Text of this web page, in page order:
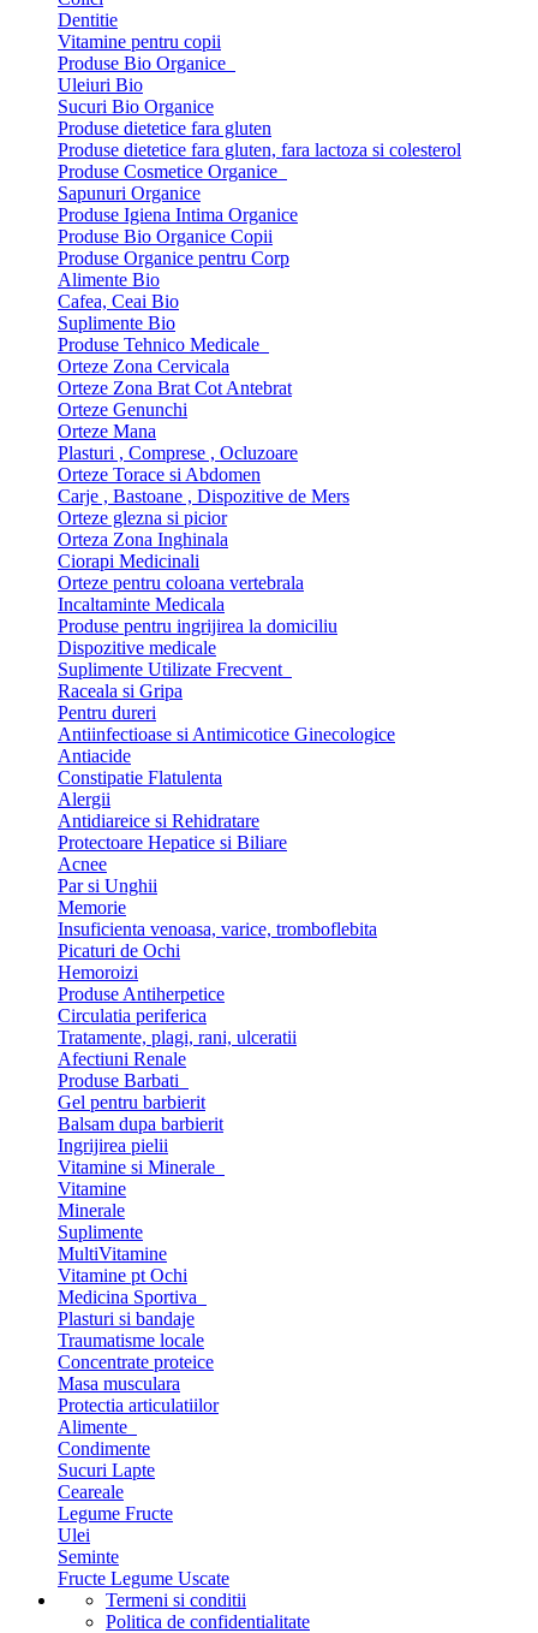
Dentitie
Vitamine pentru copii
Produse Bio Organice
Uleiuri Bio
Sucuri Bio Organice
Produse dietetice fara gluten
Produse dietetice fara gluten, fara lactoza si colesterol
Produse Cosmetice Organice
Sapunuri Organice
Produse Igiena Intima Organice
Produse Bio Organice Copii
Produse Organice pentru Corp
Alimente Bio
Cafea, Ceai Bio
Suplimente Bio
Produse Tehnico Medicale
Orteze Zona Cervicala
Orteze Zona Brat Cot Antebrat
Orteze Genunchi
Orteze Mana
Plasturi , Comprese , Ocluzoare
Orteze Torace si Abdomen
Carje , Bastoane , Dispozitive de Mers
Orteze glezna si picior
Orteza Zona Inghinala
Ciorapi Medicinali
Orteze pentru coloana vertebrala
Incaltaminte Medicala
Produse pentru ingrijirea la domiciliu
Dispozitive medicale
Suplimente Utilizate Frecvent
Raceala si Gripa
Pentru dureri
Antiinfectioase si Antimicotice Ginecologice
Antiacide
Constipatie Flatulenta
Alergii
Antidiareice si Rehidratare
Protectoare Hepatice si Biliare
Acnee
Par si Unghii
Memorie
Insuficienta venoasa, varice, tromboflebita
Picaturi de Ochi
Hemoroizi
Produse Antiherpetice
Circulatia periferica
Tratamente, plagi, rani, ulceratii
Afectiuni Renale
Produse Barbati
Gel pentru barbierit
Balsam dupa barbierit
Ingrijirea pielii
Vitamine si Minerale
Vitamine
Minerale
Suplimente
MultiVitamine
Vitamine pt Ochi
Medicina Sportiva
Plasturi si bandaje
Traumatisme locale
Concentrate proteice
Masa musculara
Protectia articulatiilor
Alimente
Condimente
Sucuri Lapte
Ceareale
Legume Fructe
Ulei
Seminte
Fructe Legume Uscate
Termeni si conditii
Politica de confidentialitate